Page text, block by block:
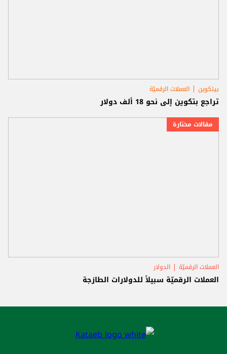
بيتكوين العملات الرقميّة
تراجع بتكوين إلى نحو 18 ألف دولار
مقالات مختارة
العملات الرقميّة الدولار
العملات الرقميّة سبيلاً للدولارات الطازجة